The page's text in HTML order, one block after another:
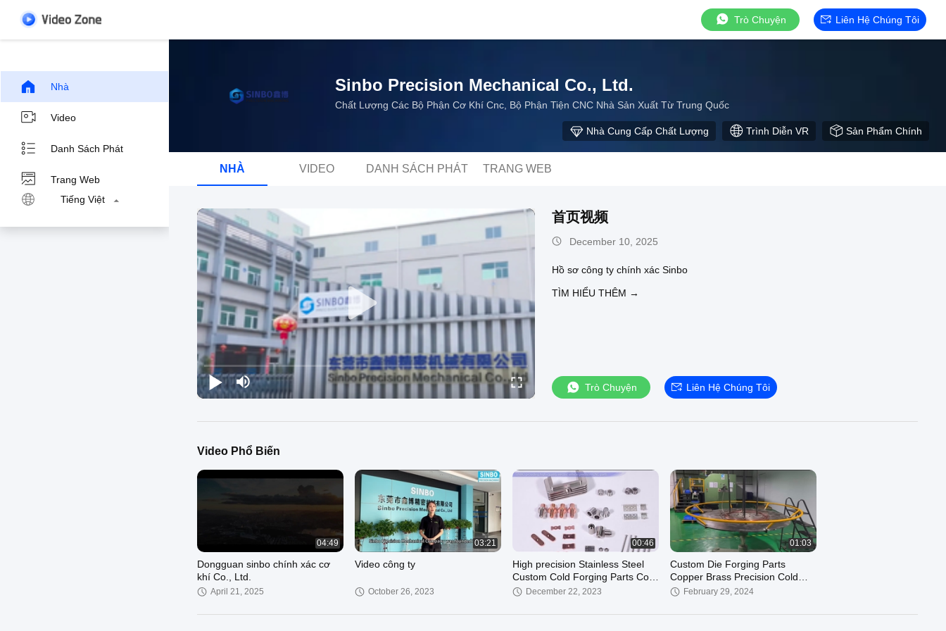
Trò Chuyện Liên Hệ Chúng Tôi
Nhà
Video
Danh Sách Phát
Trang Web
Tiếng Việt
Sinbo Precision Mechanical Co., Ltd.
Chất Lượng Các Bộ Phận Cơ Khí Cnc, Bộ Phận Tiện CNC Nhà Sản Xuất Từ Trung Quốc
Nhà Cung Cấp Chất Lượng Trình Diễn VR Sản Phẩm Chính
NHÀ VIDEO DANH SÁCH PHÁT TRANG WEB
首页视频
December 10, 2025
Hồ sơ công ty chính xác Sinbo
TÌM HIỂU THÊM →
Trò Chuyện Liên Hệ Chúng Tôi
Video Phổ Biến
04:49
Dongguan sinbo chính xác cơ
khí Co., Ltd.
April 21, 2025
03:21
Video công ty
October 26, 2023
00:46
High precision Stainless Steel
Custom Cold Forging Parts Cold
heading components
December 22, 2023
01:03
Custom Die Forging Parts
Copper Brass Precision Cold
Forged Components
February 29, 2024